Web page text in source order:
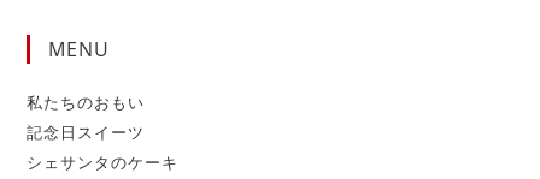
MENU
私たちのおもい
記念日スイーツ
シェサンタのケーキ